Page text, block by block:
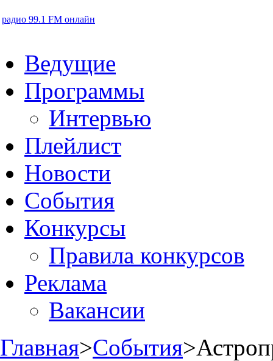
радио 99.1 FM онлайн
Ведущие
Программы
Интервью
Плейлист
Новости
События
Конкурсы
Правила конкурсов
Реклама
Вакансии
Главная>События>